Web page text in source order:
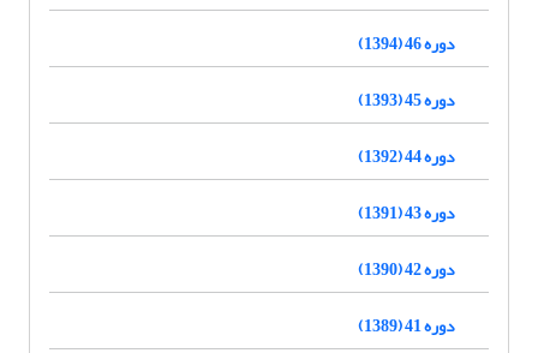
دوره 46 (1394)
دوره 45 (1393)
دوره 44 (1392)
دوره 43 (1391)
دوره 42 (1390)
دوره 41 (1389)